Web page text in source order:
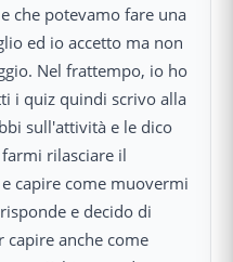
che potevamo fare una
ed io accetto ma non
Nel frattempo, io ho
i quiz quindi scrivo alla
sull'attività e le dico
rilasciare il
capire come muovermi
e decido di
anche come